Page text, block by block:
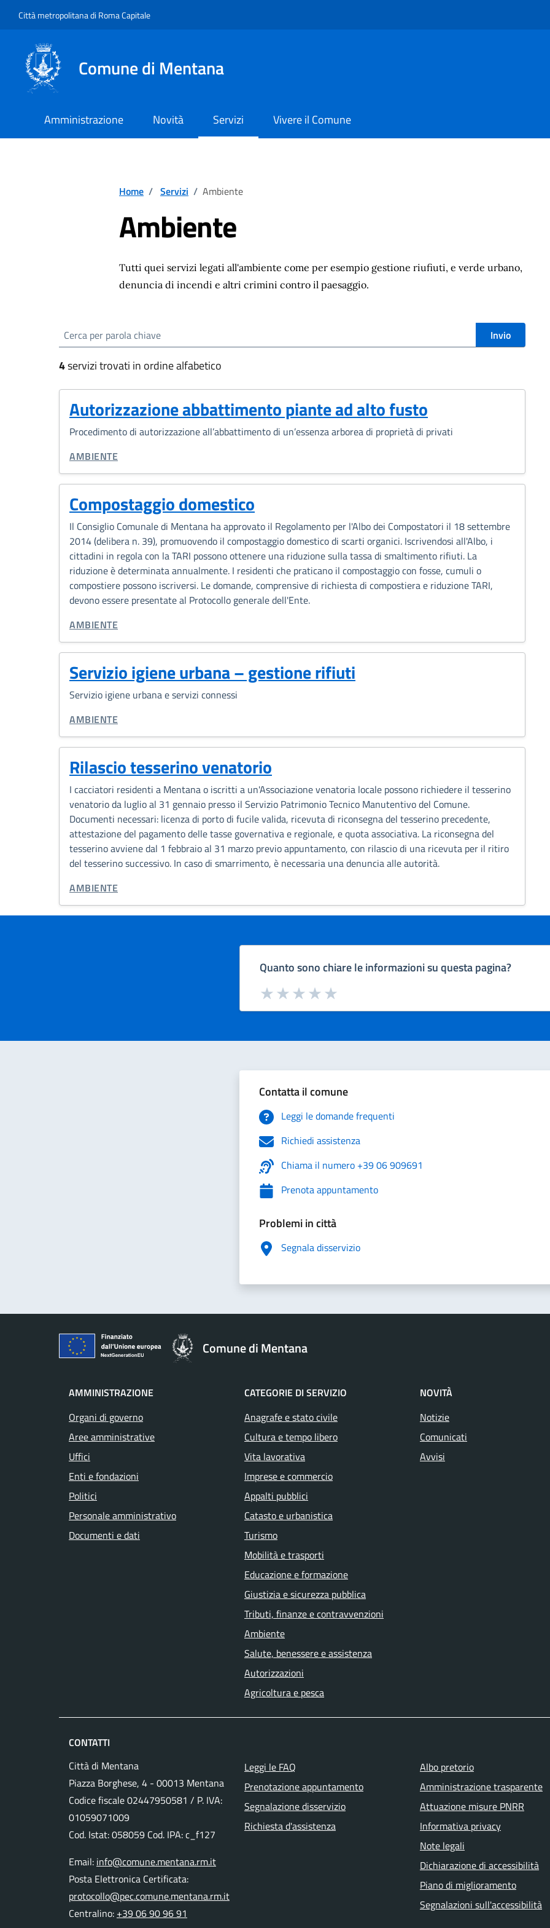
Città metropolitana di Roma Capitale
Comune di Mentana
Amministrazione Novità Servizi Vivere il Comune
Home / Servizi / Ambiente
Ambiente
Tutti quei servizi legati all'ambiente come per esempio gestione riufiuti, e verde urbano,
denuncia di incendi e altri crimini contro il paesaggio.
Esplora tutti i servizi
cerca Invio
4servizi trovati in ordine alfabetico
Autorizzazione abbattimento piante ad alto fusto
Procedimento di autorizzazione all’abbattimento di un’essenza arborea di proprietà di privati
CATEGORIA CORRELATA:
AMBIENTE
Compostaggio domestico
Il Consiglio Comunale di Mentana ha approvato il Regolamento per l'Albo dei Compostatori il 18 settembre
2014 (delibera n. 39), promuovendo il compostaggio domestico di scarti organici. Iscrivendosi all'Albo, i
cittadini in regola con la TARI possono ottenere una riduzione sulla tassa di smaltimento rifiuti. La
riduzione è determinata annualmente. I residenti che praticano il compostaggio con fosse, cumuli o
compostiere possono iscriversi. Le domande, comprensive di richiesta di compostiera e riduzione TARI,
devono essere presentate al Protocollo generale dell'Ente.
CATEGORIA CORRELATA:
AMBIENTE
Servizio igiene urbana – gestione rifiuti
Servizio igiene urbana e servizi connessi
CATEGORIA CORRELATA:
AMBIENTE
Rilascio tesserino venatorio
I cacciatori residenti a Mentana o iscritti a un'Associazione venatoria locale possono richiedere il tesserino
venatorio da luglio al 31 gennaio presso il Servizio Patrimonio Tecnico Manutentivo del Comune.
Documenti necessari: licenza di porto di fucile valida, ricevuta di riconsegna del tesserino precedente,
attestazione del pagamento delle tasse governativa e regionale, e quota associativa. La riconsegna del
tesserino avviene dal 1 febbraio al 31 marzo previo appuntamento, con rilascio di una ricevuta per il ritiro
del tesserino successivo. In caso di smarrimento, è necessaria una denuncia alle autorità.
CATEGORIA CORRELATA:
AMBIENTE
Quanto sono chiare le informazioni su questa pagina?
Valuta da 1 a 5 stelle la pagina
Valuta 5 stelle su 5
Valuta 4 stelle su 5
Valuta 3 stelle su 5
Valuta 2 stelle su 5
Valuta 1 stelle su 5
Contatta il comune
Leggi le domande frequenti
Richiedi assistenza
Chiama il numero +39 06 909691
Prenota appuntamento
Problemi in città
Segnala disservizio
Comune di Mentana
AMMINISTRAZIONE
Organi di governo
Aree amministrative
Uffici
Enti e fondazioni
Politici
Personale amministrativo
Documenti e dati
CATEGORIE DI SERVIZIO
Anagrafe e stato civile
Cultura e tempo libero
Vita lavorativa
Imprese e commercio
Appalti pubblici
Catasto e urbanistica
Turismo
Mobilità e trasporti
Educazione e formazione
Giustizia e sicurezza pubblica
Tributi, finanze e contravvenzioni
Ambiente
Salute, benessere e assistenza
Autorizzazioni
Agricoltura e pesca
NOVITÀ
Notizie
Comunicati
Avvisi
CONTATTI
Città di Mentana
Piazza Borghese, 4 - 00013 Mentana
Codice fiscale02447950581 / P. IVA:
01059071009
Cod. Istat: 058059 Cod. IPA: c_f127
Email: info@comune.mentana.rm.it
Posta Elettronica Certificata:
protocollo@pec.comune.mentana.rm.it
Centralino: +39 06 90 96 91
Leggi le FAQ
Prenotazione appuntamento
Segnalazione disservizio
Richiesta d'assistenza
Albo pretorio
Amministrazione trasparente
Attuazione misure PNRR
Informativa privacy
Note legali
Dichiarazione di accessibilità
Piano di miglioramento
Segnalazioni sull'accessibilità